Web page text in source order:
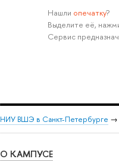
Нашли опечатку?
Выделите её,
Сервис
НИУ ВШЭ в Санкт-Петербурге →
О КАМПУСЕ